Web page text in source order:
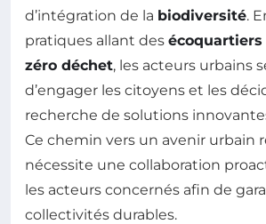
d’intégration de la biodiversité.
pratiques allant des écoquartiers
zéro déchet, les acteurs urbains
d’engager les citoyens et les
recherche de solutions
Ce chemin vers un avenir urbain
nécessite une collaboration
les acteurs concernés afin de
collectivités durables.